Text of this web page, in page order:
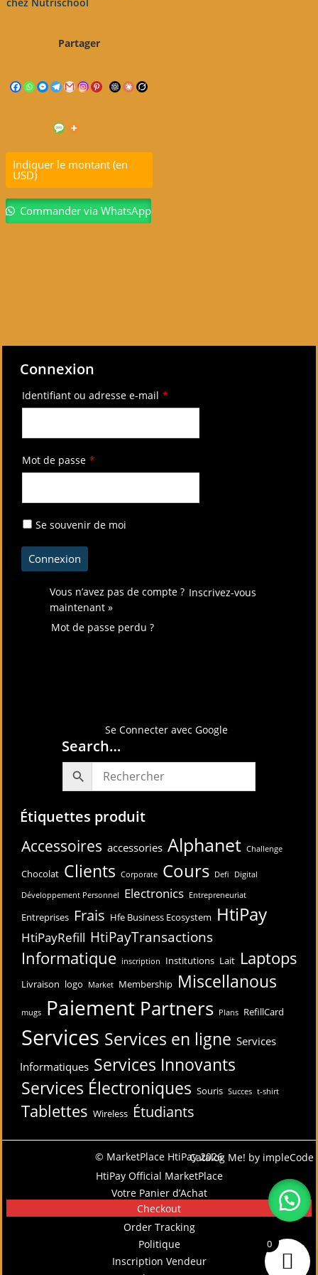
chez Nutrischool
Partager
Indiquer le montant (en
USD)
Commander via WhatsApp
Connexion
Identifiant ou adresse e-mail *
Mot de passe *
Se souvenir de moi
Vous n’avez pas de compte ? Inscrivez-vous
maintenant »
Mot de passe perdu ?
Se Connecter avec Google
Search…
Étiquettes produit
Accessoires accessories Alphanet Challenge
Chocolat Clients Corporate Cours Defi Digital
Développement Personnel Electronics Entrepreneuriat
Entreprises Frais Hfe Business Ecosystem HtiPay
HtiPayRefill HtiPayTransactions
Informatique inscription Institutions Lait Laptops
Livraison logo Market Membership Miscellanous
mugs Paiement Partners Plans RefillCard
Services Services en ligne Services
Informatiques Services Innovants
Services Électroniques Souris Succes t-shirt
Tablettes Wireless Étudiants
© MarketPlace HtiPay 2026Catalog Me! by impleCode
HtiPay Official MarketPlace
Votre Panier d’Achat
Checkout
Order Tracking
Politique
Inscription Vendeur
0